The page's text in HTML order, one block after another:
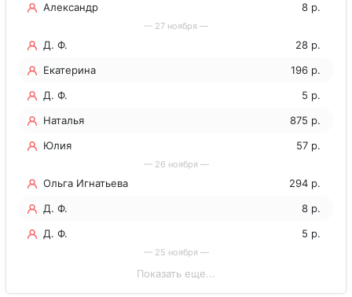
Александр 8 р.
— 27 ноября —
Д. Ф.
28 р.
Екатерина
196 р.
Д. Ф.
5 р.
Наталья
875 р.
Юлия
57 р.
— 26 ноября —
Ольга Игнатьева
294 р.
Д. Ф.
8 р.
Д. Ф.
5 р.
— 25 ноября —
Показать еще...